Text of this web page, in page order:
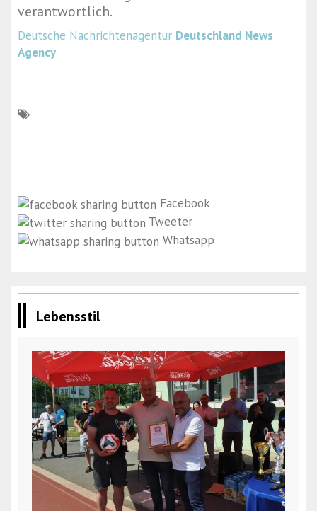
verantwortlich.
Deutsche Nachrichtenagentur Deutschland News
Agency
Facebook
Tweeter
Whatsapp
Lebensstil